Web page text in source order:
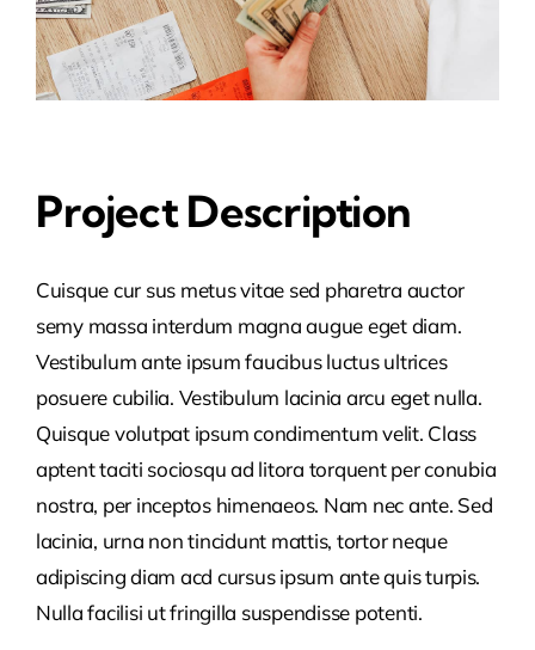
02137 – 796 20 76
kontakt@ha-v.de
Project Description
Cuisque cur sus metus vitae sed pharetra auctor
semy massa interdum magna augue eget diam.
Vestibulum ante ipsum faucibus luctus ultrices
posuere cubilia. Vestibulum lacinia arcu eget nulla.
Quisque volutpat ipsum condimentum velit. Class
aptent taciti sociosqu ad litora torquent per conubia
nostra, per inceptos himenaeos. Nam nec ante. Sed
lacinia, urna non tincidunt mattis, tortor neque
adipiscing diam acd cursus ipsum ante quis turpis.
Nulla facilisi ut fringilla suspendisse potenti.